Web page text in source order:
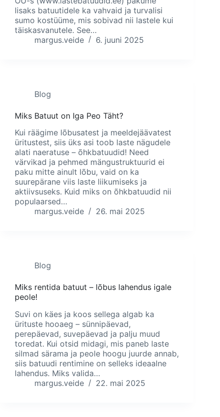
lisaks batuutidele ka vahvaid ja turvalisi
sumo kostüüme, mis sobivad nii lastele kui
täiskasvanutele. See…
margus.veide
6. juuni 2025
Blog
Miks Batuut on Iga Peo Täht?
Kui räägime lõbusatest ja meeldejäävatest
üritustest, siis üks asi toob laste nägudele
alati naeratuse – õhkbatuudid! Need
värvikad ja pehmed mängustruktuurid ei
paku mitte ainult lõbu, vaid on ka
suurepärane viis laste liikumiseks ja
aktiivsuseks. Kuid miks on õhkbatuudid nii
populaarsed…
margus.veide
26. mai 2025
Blog
Miks rentida batuut – lõbus lahendus igale
peole!
Suvi on käes ja koos sellega algab ka
ürituste hooaeg – sünnipäevad,
perepäevad, suvepäevad ja palju muud
toredat. Kui otsid midagi, mis paneb laste
silmad särama ja peole hoogu juurde annab,
siis batuudi rentimine on selleks ideaalne
lahendus. Miks valida…
margus.veide
22. mai 2025